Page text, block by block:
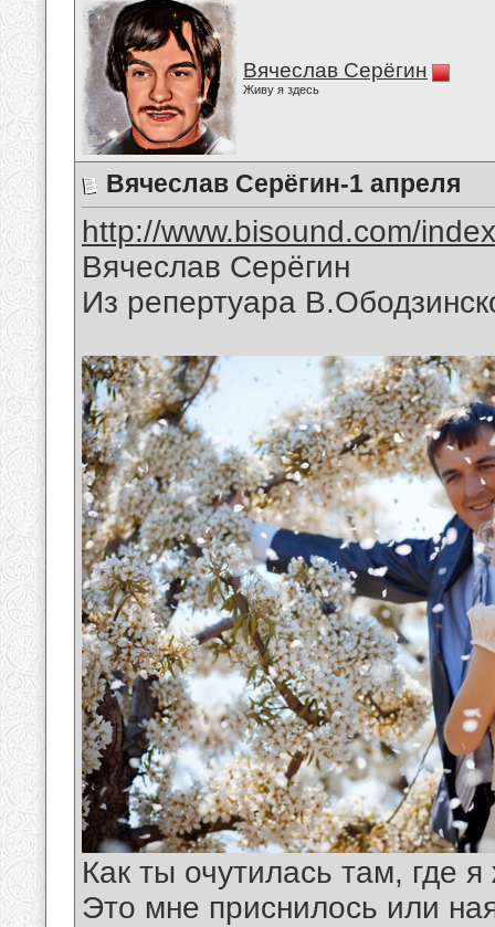
Вячеслав Серёгин
Живу я здесь
Вячеслав Серёгин-1 апреля
http://www.bisound.com/
Вячеслав Серёгин
Из репертуара
Как ты очутилась там, где я
Это мне приснилось или